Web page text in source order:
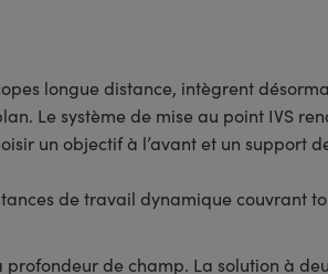
longue distance, intègrent
Le système de mise au point IVS
un objectif à l’avant et un support
de travail dynamique couvrant
de champ. La solution à